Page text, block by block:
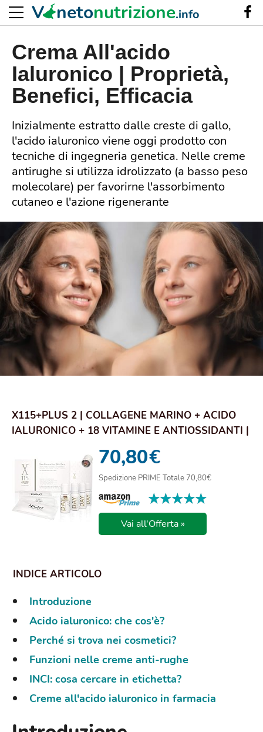
Crema All'acido
Ialuronico | Proprietà,
Benefici, Efficacia
Inizialmente estratto dalle creste di gallo,
l'acido ialuronico viene oggi prodotto con
tecniche di ingegneria genetica. Nelle creme
antirughe si utilizza idrolizzato (a basso peso
molecolare) per favorirne l'assorbimento
cutaneo e l'azione rigenerante
X115+PLUS 2 | COLLAGENE MARINO + ACIDO
IALURONICO + 18 VITAMINE E ANTIOSSIDANTI |
70,80€
Spedizione PRIME Totale 70,80€
★★★★★
★★★★★
Vai all'Offerta »
Introduzione
Acido ialuronico: che cos'è?
Perché si trova nei cosmetici?
Funzioni nelle creme anti-rughe
INCI: cosa cercare in etichetta?
Creme all'acido ialuronico in farmacia
V netonutrizione.info